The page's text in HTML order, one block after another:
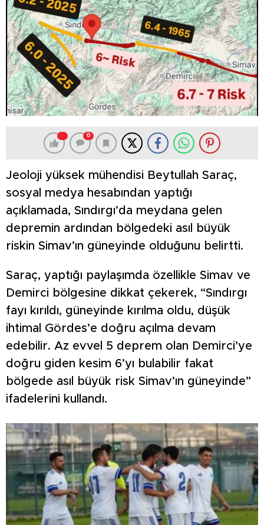
0
Jeoloji yüksek mühendisi Beytullah Saraç,
sosyal medya hesabından yaptığı
açıklamada, Sındırgı’da meydana gelen
depremin ardından bölgedeki asıl büyük
riskin Simav’ın güneyinde olduğunu belirtti.
Saraç, yaptığı paylaşımda özellikle Simav ve
Demirci bölgesine dikkat çekerek, “Sındırgı
fayı kırıldı, güneyinde kırılma oldu, düşük
ihtimal Gördes’e doğru açılma devam
edebilir. Az evvel 5 deprem olan Demirci’ye
doğru giden kesim 6’yı bulabilir fakat
bölgede asıl büyük risk Simav’ın güneyinde”
ifadelerini kullandı.